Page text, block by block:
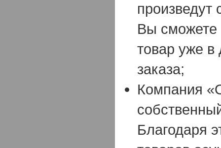
произведут
Вы сможете
товар уже
заказа;
Компания
Благодаря